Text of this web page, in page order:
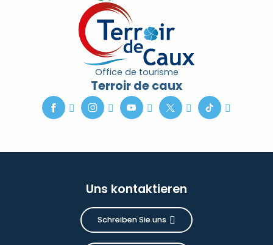
Office de tourisme
Terroir de caux
Uns kontaktieren
Schreiben Sie uns